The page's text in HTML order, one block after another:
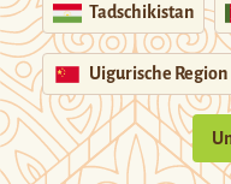
Tadschikistan
Uigurische Region